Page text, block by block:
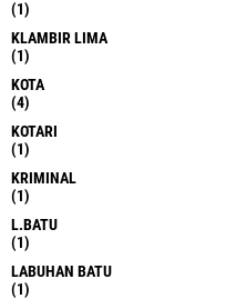
(1)
KLAMBIR LIMA
(1)
KOTA
(4)
KOTARI
(1)
KRIMINAL
(1)
L.BATU
(1)
LABUHAN BATU
(1)